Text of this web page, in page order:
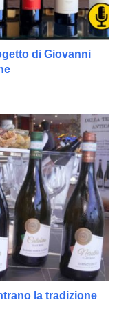
di Giovanni
la tradizione